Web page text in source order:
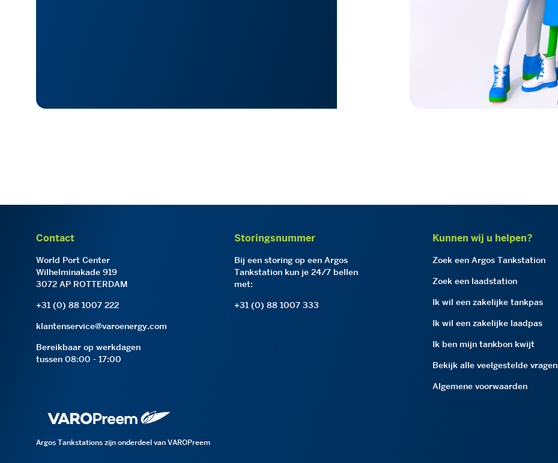
Contact
World Port Center
Wilhelminakade 919
3072 AP ROTTERDAM
+31 (0) 88 1007 222
klantenservice@varoenergy.com
Bereikbaar op werkdagen
tussen 08:00 - 17:00
Storingsnummer
Bij een storing op een Argos
Tankstation kun je 24/7 bellen
met:
+31 (0) 88 1007 333
Kunnen wij u helpen?
Zoek een Argos Tankstation
Zoek een laadstation
Ik wil een zakelijke tankpas
Ik wil een zakelijke laadpas
Ik ben mijn tankbon kwijt
Bekijk alle veelgestelde vragen
Algemene voorwaarden
Argos Tankstations zijn onderdeel van VAROPreem